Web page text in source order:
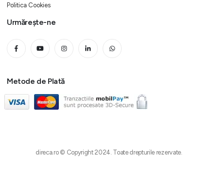
Politica Cookies
Urmărește-ne
Metode de Plată
direca.ro © Copyright 2024. Toate drepturile rezervate.